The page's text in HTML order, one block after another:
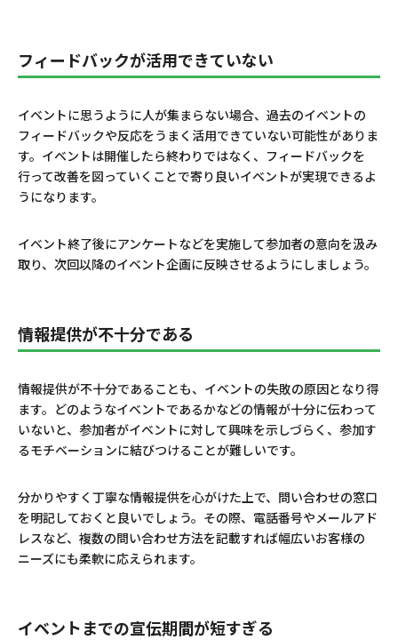
フィードバックが活用できていない
イベントに思うように人が集まらない場合、過去のイベントの
フィードバックや反応をうまく活用できていない可能性がありま
す。イベントは開催したら終わりではなく、フィードバックを
行って改善を図っていくことで寄り良いイベントが実現できるよ
うになります。
イベント終了後にアンケートなどを実施して参加者の意向を汲み
取り、次回以降のイベント企画に反映させるようにしましょう。
情報提供が不十分である
情報提供が不十分であることも、イベントの失敗の原因となり得
ます。どのようなイベントであるかなどの情報が十分に伝わって
いないと、参加者がイベントに対して興味を示しづらく、参加す
るモチベーションに結びつけることが難しいです。
分かりやすく丁寧な情報提供を心がけた上で、問い合わせの窓口
を明記しておくと良いでしょう。その際、電話番号やメールアド
レスなど、複数の問い合わせ方法を記載すれば幅広いお客様の
ニーズにも柔軟に応えられます。
イベントまでの宣伝期間が短すぎる